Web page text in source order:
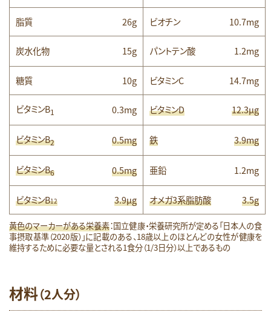
脂質 26g ビオチン 10.7mg
炭水化物 15g パントテン酸 1.2mg
糖質 10g ビタミンC 14.7mg
ビタミンB1 0.3mg ビタミンD 12.3μg
ビタミンB2 0.5mg 鉄 3.9mg
ビタミンB6 0.5mg 亜鉛 1.2mg
ビタミンB12 3.9μg オメガ3系脂肪酸 3.5g
黄色のマーカーがある栄養素：国立健康・栄養研究所が定める「日本人の食
事摂取基準（2020版）」に記載のある、18歳以上のほとんどの女性が健康を
維持するために必要な量とされる1食分（1/3日分）以上であるもの
材料（2人分）